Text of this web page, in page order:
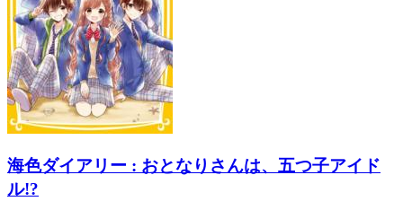
海色ダイアリー : おとなりさんは、五つ子アイド
ル!?